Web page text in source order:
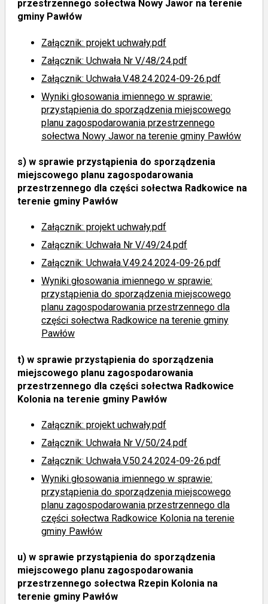
przestrzennego sołectwa Nowy Jawor na terenie
gminy Pawłów
Załącznik: projekt uchwały.pdf
Załącznik: Uchwała Nr V/48/24.pdf
Załącznik: Uchwała.V.48.24.2024-09-26.pdf
Wyniki głosowania imiennego w sprawie:
przystąpienia do sporządzenia miejscowego
planu zagospodarowania przestrzennego
sołectwa Nowy Jawor na terenie gminy Pawłów
s) w sprawie przystąpienia do sporządzenia
miejscowego planu zagospodarowania
przestrzennego dla części sołectwa Radkowice na
terenie gminy Pawłów
Załącznik: projekt uchwały.pdf
Załącznik: Uchwała Nr V/49/24.pdf
Załącznik: Uchwała.V.49.24.2024-09-26.pdf
Wyniki głosowania imiennego w sprawie:
przystąpienia do sporządzenia miejscowego
planu zagospodarowania przestrzennego dla
części sołectwa Radkowice na terenie gminy
Pawłów
t) w sprawie przystąpienia do sporządzenia
miejscowego planu zagospodarowania
przestrzennego dla części sołectwa Radkowice
Kolonia na terenie gminy Pawłów
Załącznik: projekt uchwały.pdf
Załącznik: Uchwała Nr V/50/24.pdf
Załącznik: Uchwała.V.50.24.2024-09-26.pdf
Wyniki głosowania imiennego w sprawie:
przystąpienia do sporządzenia miejscowego
planu zagospodarowania przestrzennego dla
części sołectwa Radkowice Kolonia na terenie
gminy Pawłów
u) w sprawie przystąpienia do sporządzenia
miejscowego planu zagospodarowania
przestrzennego sołectwa Rzepin Kolonia na
terenie gminy Pawłów